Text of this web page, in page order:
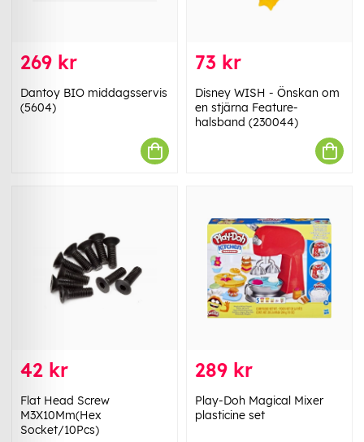
269 kr
Dantoy BIO middagsservis
(5604)
73 kr
Disney WISH - Önskan om
en stjärna Feature-
halsband (230044)
42 kr
Flat Head Screw
M3X10Mm(Hex
Socket/10Pcs)
289 kr
Play-Doh Magical Mixer
plasticine set